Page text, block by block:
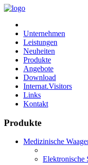
Unternehmen
Leistungen
Neuheiten
Produkte
Angebote
Download
Internat.Visitors
Links
Kontakt
Produkte
Medizinische
Elektronische